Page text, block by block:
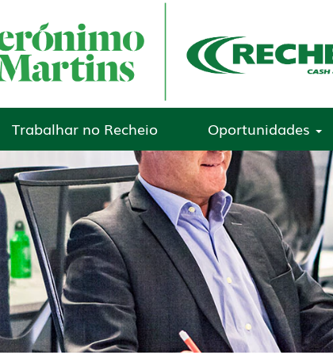
Trabalhar no Recheio Oportunidades